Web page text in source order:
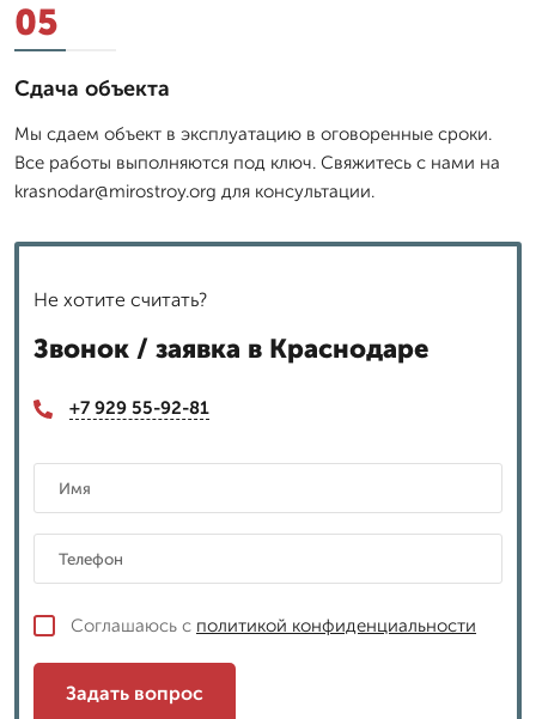
05
Сдача объекта
Мы сдаем объект в эксплуатацию в оговоренные сроки.
Все работы выполняются под ключ. Свяжитесь с нами на
krasnodar@mirostroy.org для консультации.
Не хотите считать?
Звонок / заявка в Краснодаре
+7 929 55-92-81
Соглашаюсь с политикой конфиденциальности
Задать вопрос